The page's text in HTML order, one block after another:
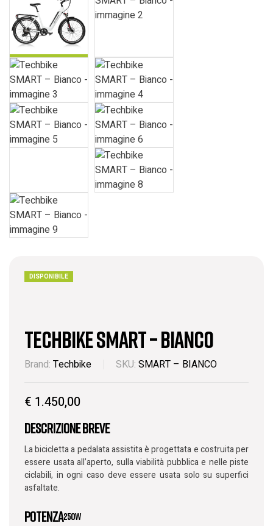
DISPONIBILE
Techbike SMART – Bianco
Brand: Techbike SKU: SMART – BIANCO
€ 1.450,00
Descrizione breve
La bicicletta a pedalata assistita è progettata e costruita per
essere usata all’aperto, sulla viabilità pubblica e nelle piste
ciclabili, in ogni caso deve essere usata solo su superfici
asfaltate.
Potenza250w